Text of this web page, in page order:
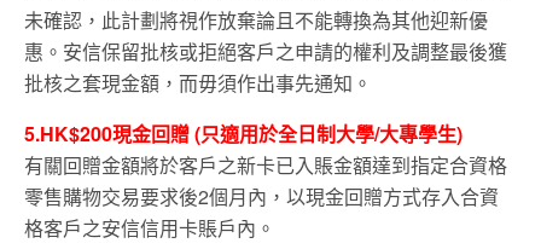
未確認，此計劃將視作放棄論且不能轉換為其他迎新優
惠。安信保留批核或拒絕客戶之申請的權利及調整最後獲
批核之套現金額，而毋須作出事先通知。
5.HK$200現金回贈 (只適用於全日制大學/大專學生)
有關回贈金額將於客戶之新卡已入賬金額達到指定合資格
零售購物交易要求後2個月內，以現金回贈方式存入合資
格客戶之安信信用卡賬戶內。